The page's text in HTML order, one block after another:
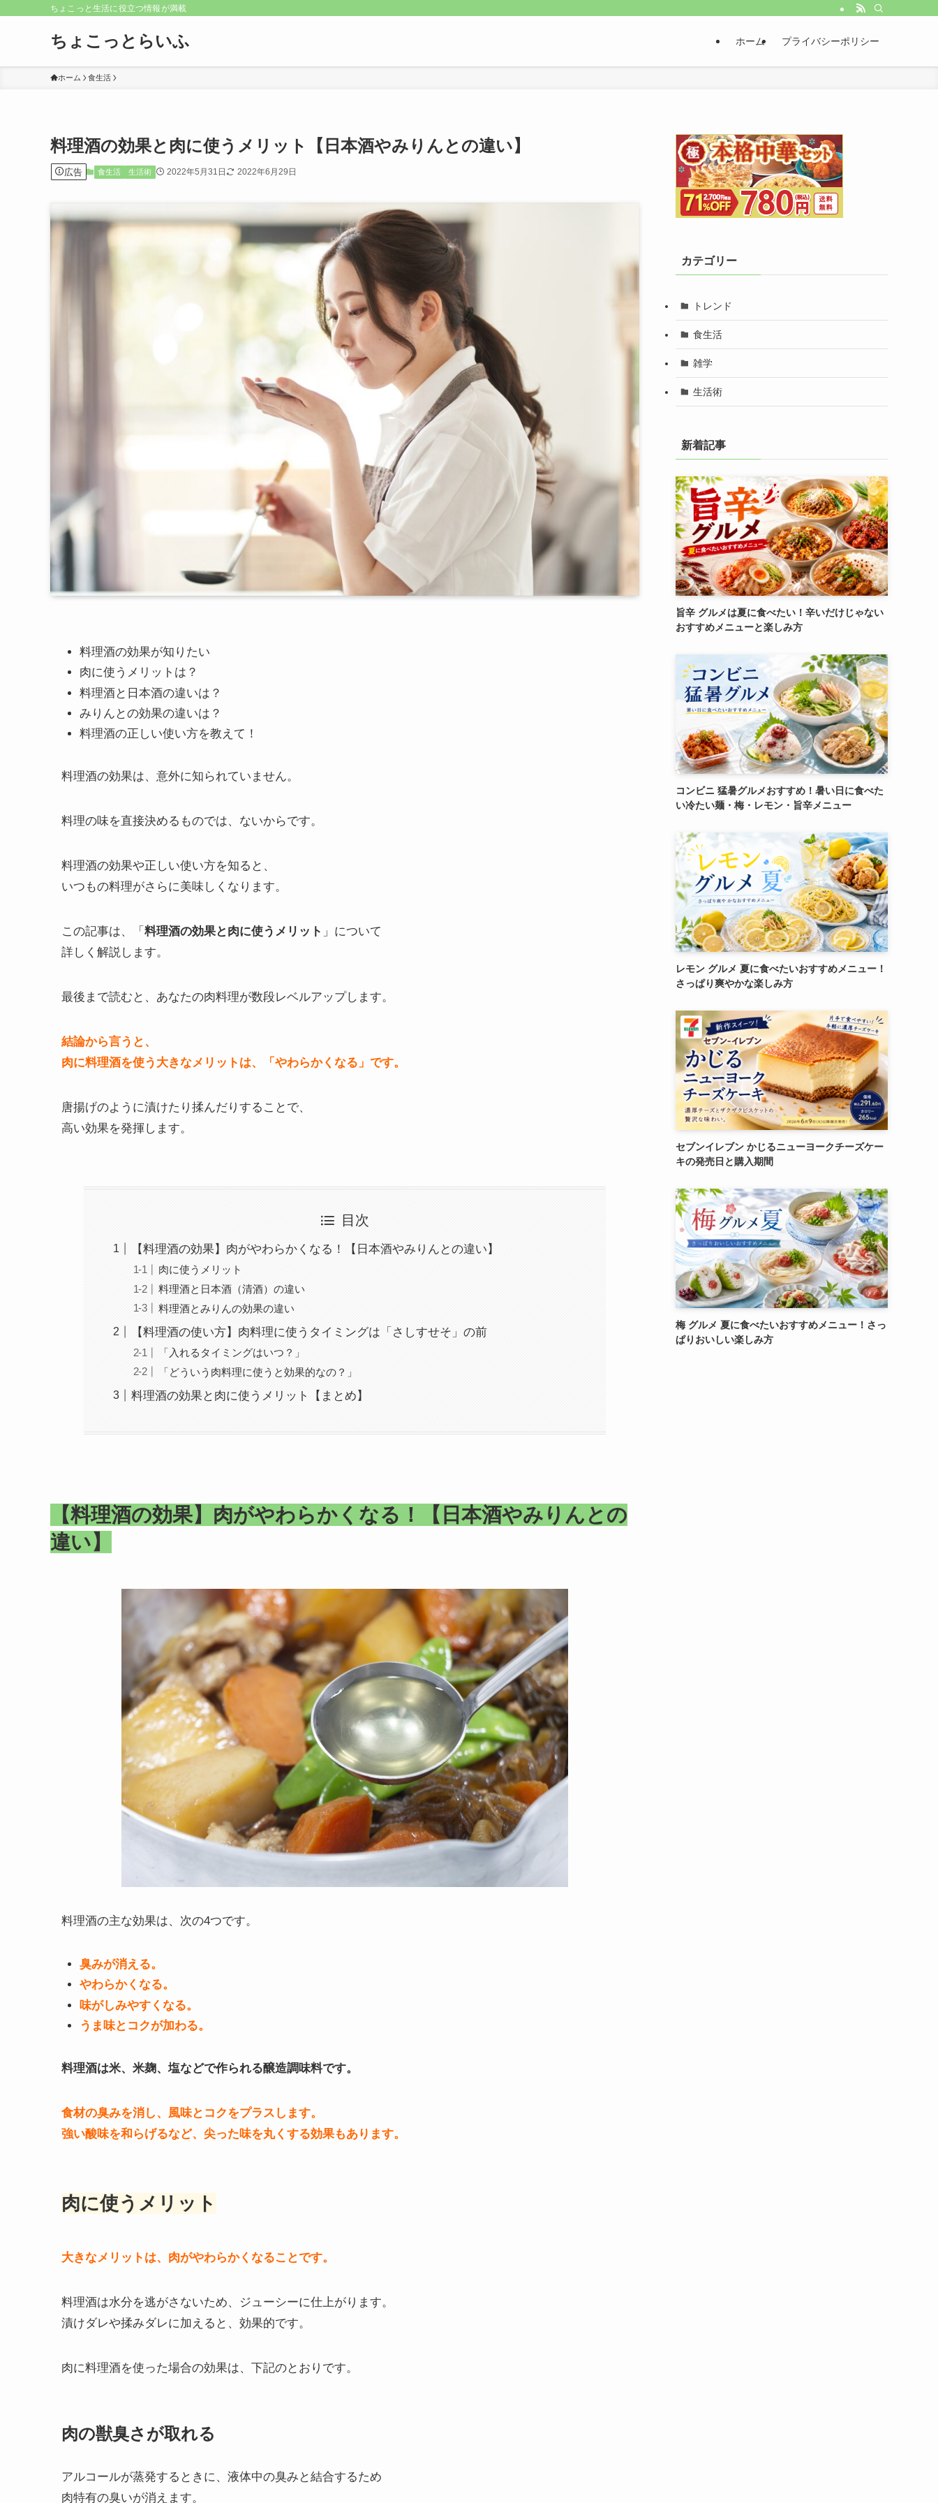
ちょこっと生活に役立つ情報が満載
ちょこっとらいふ ホーム プライバシーポリシー
ホーム 食生活
料理酒の効果と肉に使うメリット【日本酒やみりんとの違い】
広告 食生活 生活術 2022年5月31日 2022年6月29日
料理酒の効果が知りたい
肉に使うメリットは？
料理酒と日本酒の違いは？
みりんとの効果の違いは？
料理酒の正しい使い方を教えて！
料理酒の効果は、意外に知られていません。
料理の味を直接決めるものでは、ないからです。
料理酒の効果や正しい使い方を知ると、
いつもの料理がさらに美味しくなります。
この記事は、「 料理酒の効果と肉に使うメリット 」について
詳しく解説します。
最後まで読むと、あなたの肉料理が数段レベルアップします。
結論から言うと、
肉に料理酒を使う大きなメリットは、「やわらかくなる」です。
唐揚げのように漬けたり揉んだりすることで、
高い効果を発揮します。
目次
【料理酒の効果】肉がやわらかくなる！【日本酒やみりんとの違い】
肉に使うメリット
料理酒と日本酒（清酒）の違い
料理酒とみりんの効果の違い
【料理酒の使い方】肉料理に使うタイミングは「さしすせそ」の前
「入れるタイミングはいつ？」
「どういう肉料理に使うと効果的なの？」
料理酒の効果と肉に使うメリット【まとめ】
【料理酒の効果】肉がやわらかくなる！【日本酒やみりんとの
違い】
料理酒の主な効果は、次の4つです。
臭みが消える。
やわらかくなる。
味がしみやすくなる。
うま味とコクが加わる。
料理酒は米、米麹、塩などで作られる醸造調味料です。
食材の臭みを消し、風味とコクをプラスします。
強い酸味を和らげるなど、尖った味を丸くする効果もあります。
肉に使うメリット
大きなメリットは、肉がやわらかくなることです。
料理酒は水分を逃がさないため、ジューシーに仕上がります。
漬けダレや揉みダレに加えると、効果的です。
肉に料理酒を使った場合の効果は、下記のとおりです。
肉の獣臭さが取れる
アルコールが蒸発するときに、液体中の臭みと結合するため
肉特有の臭いが消えます。
カテゴリー
トレンド
食生活
雑学
生活術
新着記事
旨辛 グルメは夏に食べたい！辛いだけじゃない
おすすめメニューと楽しみ方
コンビニ 猛暑グルメおすすめ！暑い日に食べた
い冷たい麺・梅・レモン・旨辛メニュー
レモン グルメ 夏に食べたいおすすめメニュー！
さっぱり爽やかな楽しみ方
セブンイレブン かじるニューヨークチーズケー
キの発売日と購入期間
梅 グルメ 夏に食べたいおすすめメニュー！さっ
ぱりおいしい楽しみ方